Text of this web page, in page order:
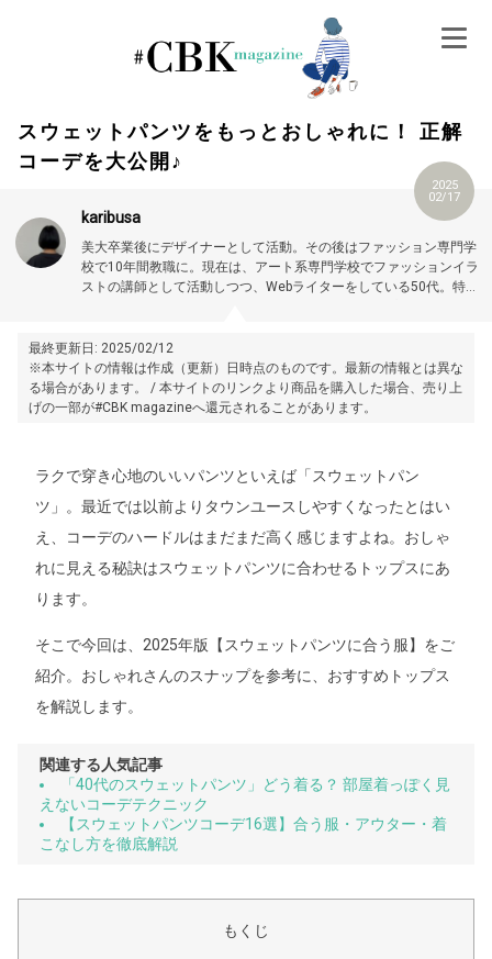
スウェットパンツをもっとおしゃれに！ 正解
コーデを大公開♪
2025
02/17
karibusa
美大卒業後にデザイナーとして活動。その後はファッション専門学
校で10年間教職に。現在は、アート系専門学校でファッションイラ
ストの講師として活動しつつ、Webライターをしている50代。特に
最終更新日: 2025/02/12
※本サイトの情報は作成（更新）日時点のものです。最新の情報とは異な
る場合があります。 / 本サイトのリンクより商品を購入した場合、売り上
げの一部が#CBK magazineへ還元されることがあります。
ラクで穿き心地のいいパンツといえば「スウェットパン
ツ」。最近では以前よりタウンユースしやすくなったとはい
え、コーデのハードルはまだまだ高く感じますよね。おしゃ
れに見える秘訣はスウェットパンツに合わせるトップスにあ
ります。
そこで今回は、2025年版【スウェットパンツに合う服】をご
紹介。おしゃれさんのスナップを参考に、おすすめトップス
を解説します。
関連する人気記事
「40代のスウェットパンツ」どう着る？ 部屋着っぽく見
えないコーデテクニック
【スウェットパンツコーデ16選】合う服・アウター・着
こなし方を徹底解説
もくじ